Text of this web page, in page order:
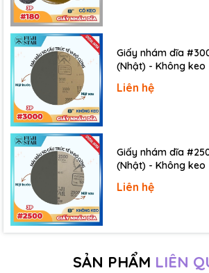
Giấy nhám dĩa
(Nhật) - Không keo
Liên hệ
Giấy nhám dĩa
(Nhật) - Không keo
Liên hệ
SẢN PHẨM LIÊN